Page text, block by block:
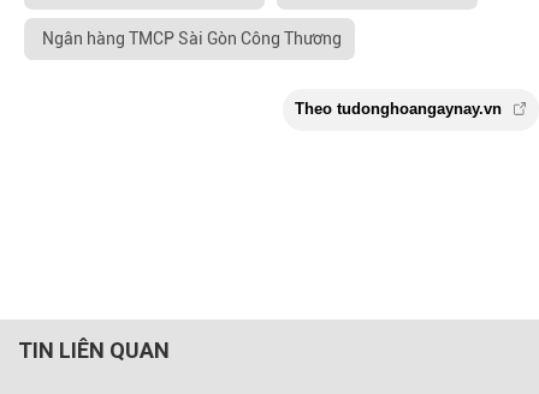
Ngân hàng TMCP Sài Gòn Công Thương
TIN LIÊN QUAN